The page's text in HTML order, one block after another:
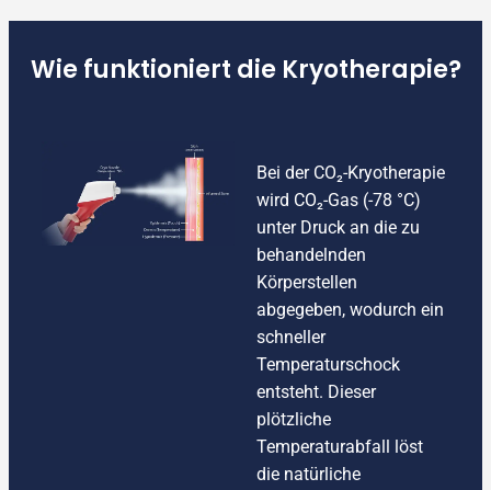
Wie funktioniert die Kryotherapie?
Bei der CO₂-Kryotherapie
wird CO₂-Gas (-78 °C)
unter Druck an die zu
behandelnden
Körperstellen
abgegeben, wodurch ein
schneller
Temperaturschock
entsteht. Dieser
plötzliche
Temperaturabfall löst
die natürliche